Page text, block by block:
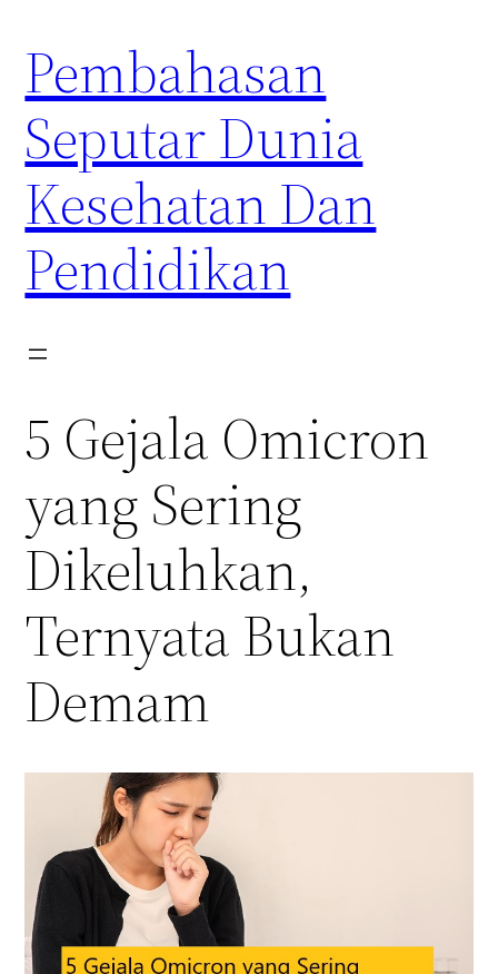
content
Pembahasan
Seputar Dunia
Kesehatan Dan
Pendidikan
5 Gejala Omicron
yang Sering
Dikeluhkan,
Ternyata Bukan
Demam